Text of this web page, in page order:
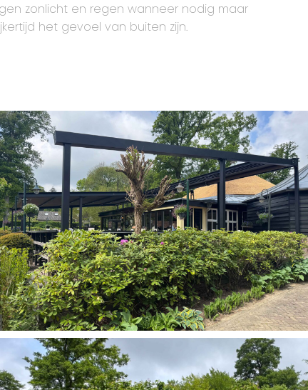
zonlicht en regen wanneer nodig maar
het gevoel van buiten zijn.